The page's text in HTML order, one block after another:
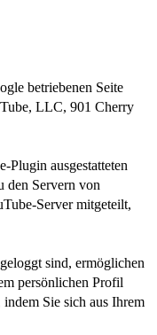
betriebenen Seite
LLC, 901 Cherry
Plugin ausgestatteten
den Servern von
Server mitgeteilt,
sind, ermöglichen
persönlichen Profil
Sie sich aus Ihrem